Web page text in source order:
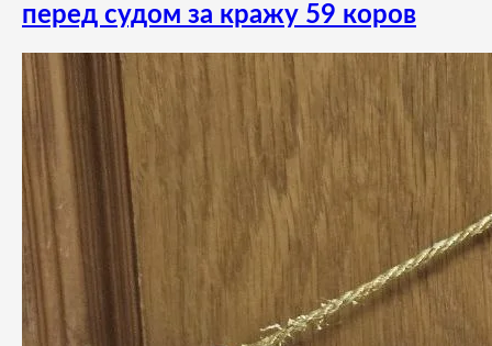
перед судом за кражу 59 коров